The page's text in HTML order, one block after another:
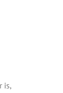
is,